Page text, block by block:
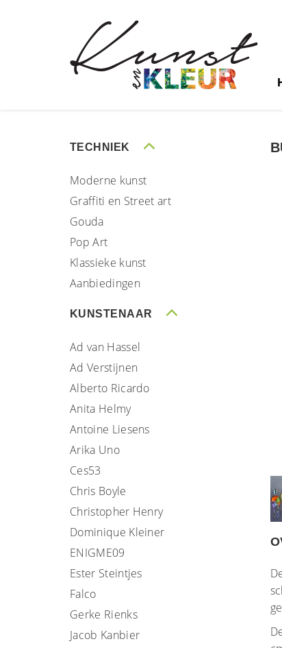
TECHNIEK
Moderne kunst
Graffiti en Street art
Gouda
Pop Art
Klassieke kunst
Aanbiedingen
KUNSTENAAR
Ad van Hassel
Ad Verstijnen
Alberto Ricardo
Anita Helmy
Antoine Liesens
Arika Uno
Ces53
Chris Boyle
Christopher Henry
Dominique Kleiner
ENIGME09
Ester Steintjes
Falco
Gerke Rienks
Jacob Kanbier